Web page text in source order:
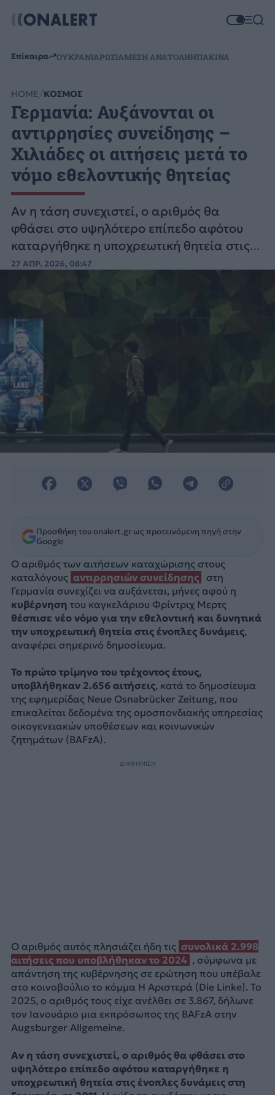
Επίκαιρα ΟΥΚΡΑΝΙΑΡΩΣΙΑΜΕΣΗ ΑΝΑΤΟΛΗΗΠΑΚΙΝΑ
HOME ΚΟΣΜΟΣ
Γερμανία: Αυξάνονται οι
αντιρρησίες συνείδησης –
Χιλιάδες οι αιτήσεις μετά το
νόμο εθελοντικής θητείας
Αν η τάση συνεχιστεί, ο αριθμός θα
φθάσει στο υψηλότερο επίπεδο αφότου
καταργήθηκε η υποχρεωτική θητεία στις
ένοπλες δυνάμεις στη Γερμανία, το 2011.
27 ΑΠΡ. 2026, 08:47
Προσθήκη του onalert.gr ως προτεινόμενη πηγή στην
Google
Ο αριθμός των αιτήσεων καταχώρισης στους
καταλόγους αντιρρησιών συνείδησης
στη
Γερμανία συνεχίζει να αυξάνεται, μήνες αφού η
κυβέρνηση του καγκελάριου Φρίντριχ Μερτς
θέσπισε νέο νόμο για την εθελοντική και δυνητικά
την υποχρεωτική θητεία στις ένοπλες δυνάμεις,
αναφέρει σημερινό δημοσίευμα.
Το πρώτο τρίμηνο του τρέχοντος έτους,
υποβλήθηκαν 2.656 αιτήσεις, κατά το δημοσίευμα
της εφημερίδας Neue Osnabrücker Zeitung, που
επικαλείται δεδομένα της ομοσπονδιακής υπηρεσίας
οικογενειακών υποθέσεων και κοινωνικών
ζητημάτων (BAFzA).
ΔΙΑΦΗΜΙΣΗ
Ο αριθμός αυτός πλησιάζει ήδη τις συνολικά 2.998
αιτήσεις που υποβλήθηκαν το 2024 , σύμφωνα με
απάντηση της κυβέρνησης σε ερώτηση που υπέβαλε
στο κοινοβούλιο το κόμμα Η Αριστερά (Die Linke). Το
2025, ο αριθμός τους είχε ανέλθει σε 3.867, δήλωνε
τον Ιανουάριο μια εκπρόσωπος της BAFzA στην
Augsburger Allgemeine.
Αν η τάση συνεχιστεί, ο αριθμός θα φθάσει στο
υψηλότερο επίπεδο αφότου καταργήθηκε η
υποχρεωτική θητεία στις ένοπλες δυνάμεις στη